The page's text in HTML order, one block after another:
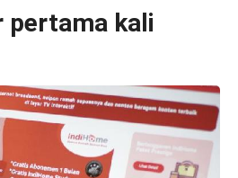
pertama kali